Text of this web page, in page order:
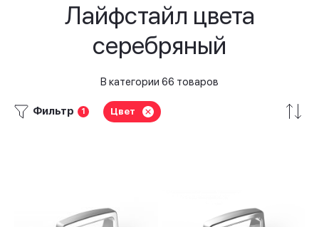
Лайфстайл цвета
серебряный
В категории 66 товаров
Фильтр 1 Цвет